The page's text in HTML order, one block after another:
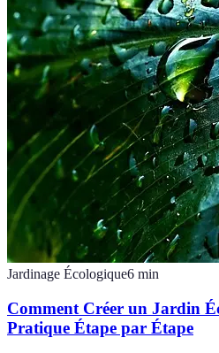
Jardinage Écologique6 min
Comment Créer un Jardin
Pratique Étape par Étape